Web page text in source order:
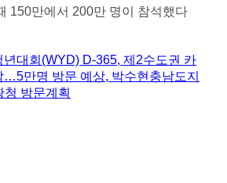
150만에서 200만 명이 참석했다